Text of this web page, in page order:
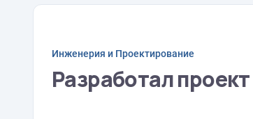
Инженерия и Проектирование
Разработал